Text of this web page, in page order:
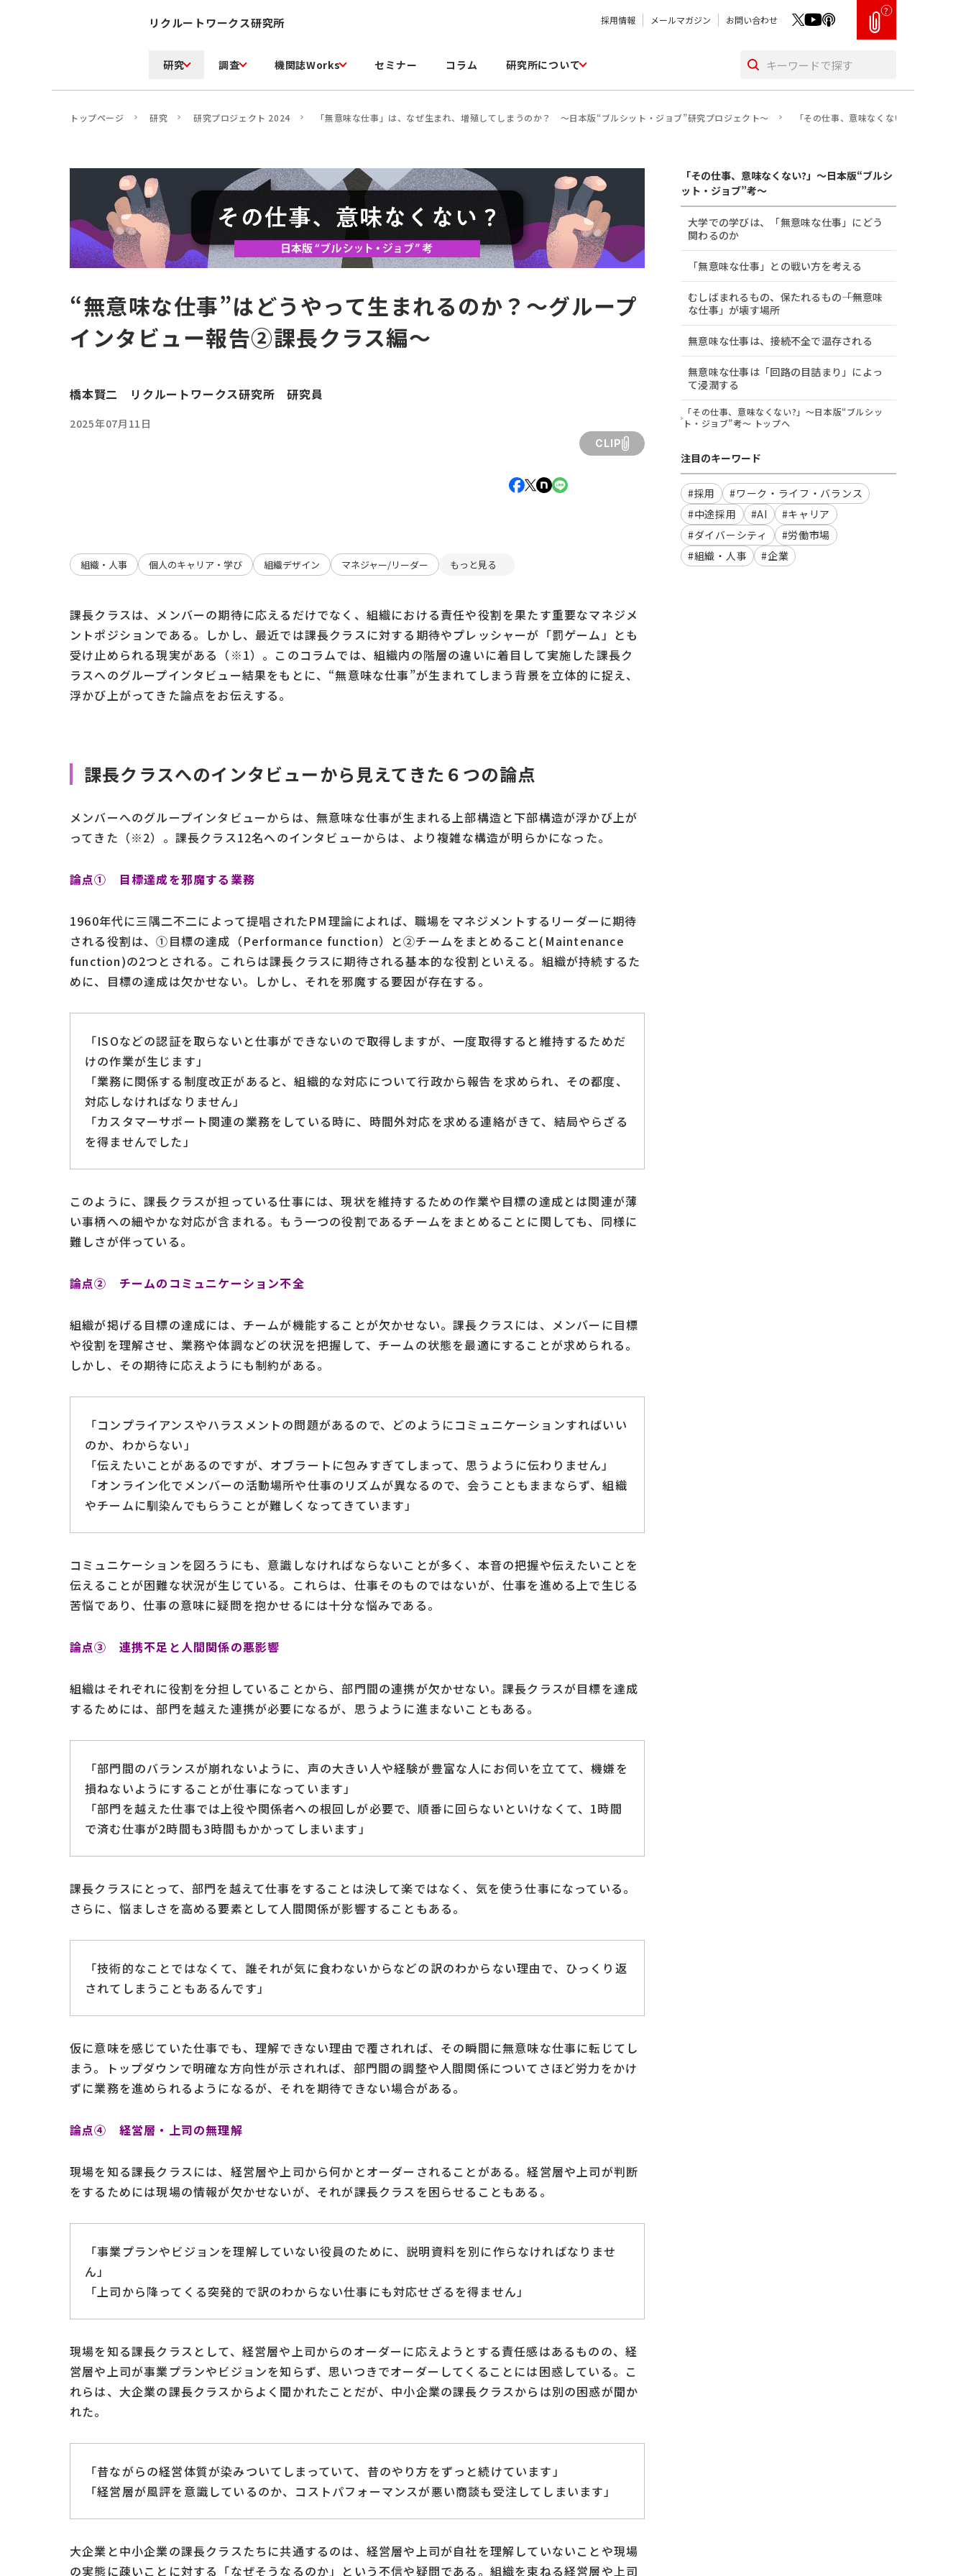
リクルートワークス研究所 採用情報 メールマガジン お問い合わせ
?
研究 調査 機関誌Works セミナー コラム 研究所について
トップページ 研究 研究プロジェクト 2024 「無意味な仕事」は、なぜ生まれ、増殖してしまうのか？ ～日本版“ブルシット・ジョブ”研究プロジェクト～ 「その仕事、意味なくない?」～日本版“
“無意味な仕事”はどうやって生まれるのか？～グループ
インタビュー報告②課長クラス編～
橋本賢二 リクルートワークス研究所 研究員
2025年07月11日
CLIP
組織・人事 個人のキャリア・学び 組織デザイン マネジャー/リーダー もっと見る
課長クラスは、メンバーの期待に応えるだけでなく、組織における責任や役割を果たす重要なマネジメ
ントポジションである。しかし、最近では課長クラスに対する期待やプレッシャーが「罰ゲーム」とも
受け止められる現実がある（※1）。このコラムでは、組織内の階層の違いに着目して実施した課長ク
ラスへのグループインタビュー結果をもとに、“無意味な仕事”が生まれてしまう背景を立体的に捉え、
浮かび上がってきた論点をお伝えする。
課長クラスへのインタビューから見えてきた６つの論点
メンバーへのグループインタビューからは、無意味な仕事が生まれる上部構造と下部構造が浮かび上が
ってきた（※2）。課長クラス12名へのインタビューからは、より複雑な構造が明らかになった。
論点① 目標達成を邪魔する業務
1960年代に三隅二不二によって提唱されたPM理論によれば、職場をマネジメントするリーダーに期待
される役割は、①目標の達成（Performance function）と②チームをまとめること(Maintenance
function)の2つとされる。これらは課長クラスに期待される基本的な役割といえる。組織が持続するた
めに、目標の達成は欠かせない。しかし、それを邪魔する要因が存在する。
「ISOなどの認証を取らないと仕事ができないので取得しますが、一度取得すると維持するためだ
けの作業が生じます」
「業務に関係する制度改正があると、組織的な対応について行政から報告を求められ、その都度、
対応しなければなりません」
「カスタマーサポート関連の業務をしている時に、時間外対応を求める連絡がきて、結局やらざる
を得ませんでした」
このように、課長クラスが担っている仕事には、現状を維持するための作業や目標の達成とは関連が薄
い事柄への細やかな対応が含まれる。もう一つの役割であるチームをまとめることに関しても、同様に
難しさが伴っている。
論点② チームのコミュニケーション不全
組織が掲げる目標の達成には、チームが機能することが欠かせない。課長クラスには、メンバーに目標
や役割を理解させ、業務や体調などの状況を把握して、チームの状態を最適にすることが求められる。
しかし、その期待に応えようにも制約がある。
「コンプライアンスやハラスメントの問題があるので、どのようにコミュニケーションすればいい
のか、わからない」
「伝えたいことがあるのですが、オブラートに包みすぎてしまって、思うように伝わりません」
「オンライン化でメンバーの活動場所や仕事のリズムが異なるので、会うこともままならず、組織
やチームに馴染んでもらうことが難しくなってきています」
コミュニケーションを図ろうにも、意識しなければならないことが多く、本音の把握や伝えたいことを
伝えることが困難な状況が生じている。これらは、仕事そのものではないが、仕事を進める上で生じる
苦悩であり、仕事の意味に疑問を抱かせるには十分な悩みである。
論点③ 連携不足と人間関係の悪影響
組織はそれぞれに役割を分担していることから、部門間の連携が欠かせない。課長クラスが目標を達成
するためには、部門を越えた連携が必要になるが、思うように進まないこともある。
「部門間のバランスが崩れないように、声の大きい人や経験が豊富な人にお伺いを立てて、機嫌を
損ねないようにすることが仕事になっています」
「部門を越えた仕事では上役や関係者への根回しが必要で、順番に回らないといけなくて、1時間
で済む仕事が2時間も3時間もかかってしまいます」
課長クラスにとって、部門を越えて仕事をすることは決して楽ではなく、気を使う仕事になっている。
さらに、悩ましさを高める要素として人間関係が影響することもある。
「技術的なことではなくて、誰それが気に食わないからなどの訳のわからない理由で、ひっくり返
されてしまうこともあるんです」
仮に意味を感じていた仕事でも、理解できない理由で覆されれば、その瞬間に無意味な仕事に転じてし
まう。トップダウンで明確な方向性が示されれば、部門間の調整や人間関係についてさほど労力をかけ
ずに業務を進められるようになるが、それを期待できない場合がある。
論点④ 経営層・上司の無理解
現場を知る課長クラスには、経営層や上司から何かとオーダーされることがある。経営層や上司が判断
をするためには現場の情報が欠かせないが、それが課長クラスを困らせることもある。
「事業プランやビジョンを理解していない役員のために、説明資料を別に作らなければなりませ
ん」
「上司から降ってくる突発的で訳のわからない仕事にも対応せざるを得ません」
現場を知る課長クラスとして、経営層や上司からのオーダーに応えようとする責任感はあるものの、経
営層や上司が事業プランやビジョンを知らず、思いつきでオーダーしてくることには困惑している。こ
れらは、大企業の課長クラスからよく聞かれたことだが、中小企業の課長クラスからは別の困惑が聞か
れた。
「昔ながらの経営体質が染みついてしまっていて、昔のやり方をずっと続けています」
「経営層が風評を意識しているのか、コストパフォーマンスが悪い商談も受注してしまいます」
大企業と中小企業の課長クラスたちに共通するのは、経営層や上司が自社を理解していないことや現場
の実態に疎いことに対する「なぜそうなるのか」という不信や疑問である。組織を束ねる経営層や上司
「その仕事、意味なくない?」～日本版“ブルシ
ット・ジョブ”考～
大学での学びは、「無意味な仕事」にどう
関わるのか
「無意味な仕事」との戦い方を考える
むしばまれるもの、保たれるもの――「無意味
な仕事」が壊す場所
無意味な仕事は、接続不全で温存される
無意味な仕事は「回路の目詰まり」によっ
て浸潤する
「その仕事、意味なくない?」～日本版“ブルシッ
ト・ジョブ”考～ トップへ
注目のキーワード
#採用
#ワーク・ライフ・バランス
#中途採用
#AI
#キャリア
#ダイバーシティ
#労働市場
#組織・人事
#企業